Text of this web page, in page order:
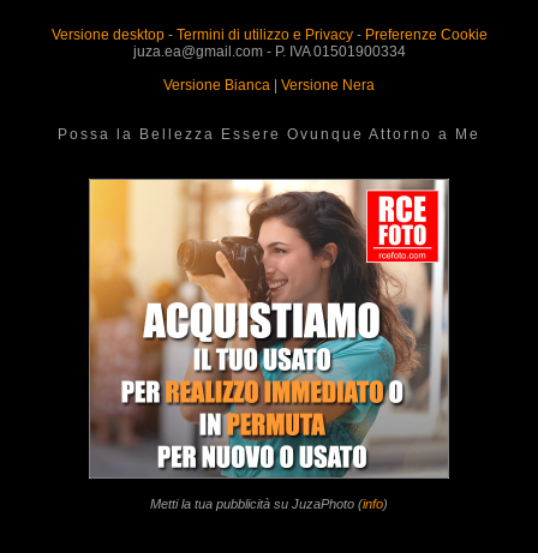
Versione desktop- Termini di utilizzo e Privacy- Preferenze Cookie
juza.ea@gmail.com - P. IVA 01501900334
Versione Bianca
Versione Nera
Possa la Bellezza Essere Ovunque Attorno a Me
Metti la tua pubblicità su JuzaPhoto (info)